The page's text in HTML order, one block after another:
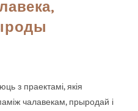
з праектамі, якія
чалавекам, прыродай і